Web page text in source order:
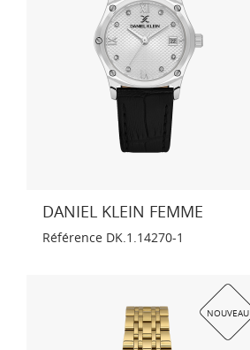
DANIEL KLEIN FEMME
Référence DK.1.14270-1
NOUVEAU